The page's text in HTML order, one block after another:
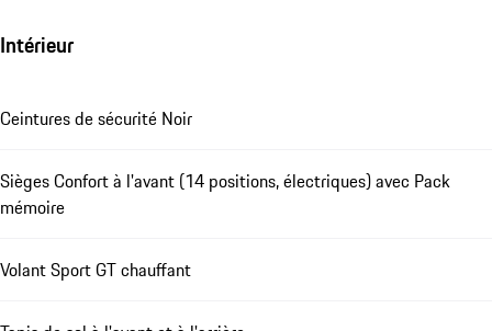
Intérieur
Ceintures de sécurité Noir
Sièges Confort à l'avant (14 positions, électriques) avec Pack
mémoire
Volant Sport GT chauffant